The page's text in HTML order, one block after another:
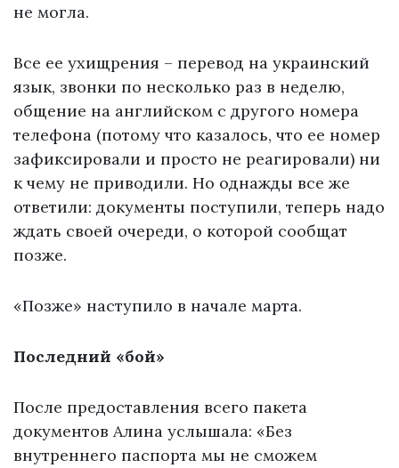
не могла.
Все ее ухищрения – перевод на украинский
язык, звонки по несколько раз в неделю,
общение на английском с другого номера
телефона (потому что казалось, что ее номер
зафиксировали и просто не реагировали) ни
к чему не приводили. Но однажды все же
ответили: документы поступили, теперь надо
ждать своей очереди, о которой сообщат
позже.
«Позже» наступило в начале марта.
Последний «бой»
После предоставления всего пакета
документов Алина услышала: «Без
внутреннего паспорта мы не сможем